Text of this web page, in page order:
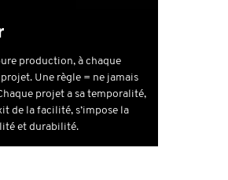
production, à chaque
Une règle = ne jamais
projet a sa temporalité,
de la facilité, s’impose la
et durabilité.